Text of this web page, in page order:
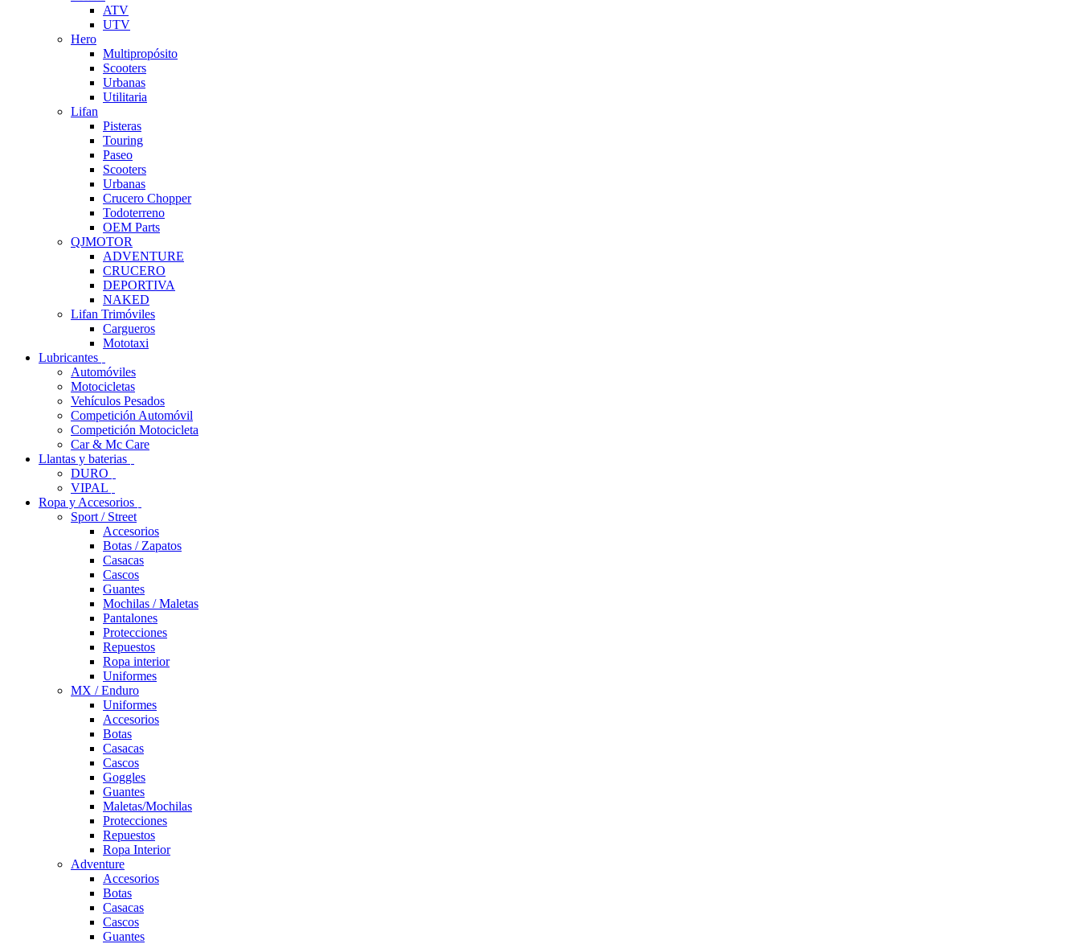
ATV
UTV
Hero
Multipropósito
Scooters
Urbanas
Utilitaria
Lifan
Pisteras
Touring
Paseo
Scooters
Urbanas
Crucero Chopper
Todoterreno
OEM Parts
QJMOTOR
ADVENTURE
CRUCERO
DEPORTIVA
NAKED
Lifan Trimóviles
Cargueros
Mototaxi
Lubricantes
Automóviles
Motocicletas
Vehículos Pesados
Competición Automóvil
Competición Motocicleta
Car & Mc Care
Llantas y baterias
DURO
VIPAL
Ropa y Accesorios
Sport / Street
Accesorios
Botas / Zapatos
Casacas
Cascos
Guantes
Mochilas / Maletas
Pantalones
Protecciones
Repuestos
Ropa interior
Uniformes
MX / Enduro
Uniformes
Accesorios
Botas
Casacas
Cascos
Goggles
Guantes
Maletas/Mochilas
Protecciones
Repuestos
Ropa Interior
Adventure
Accesorios
Botas
Casacas
Cascos
Guantes